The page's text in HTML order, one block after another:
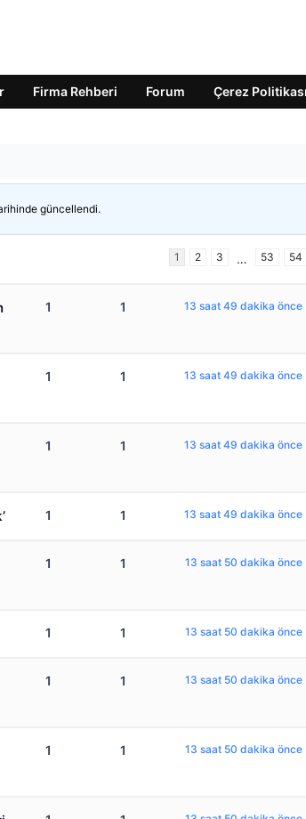
Firma Rehberi Forum Çerez Politikası
güncellendi.
1 2 3 … 53 54
1 1 13 saat 49 dakika önce
1 1 13 saat 49 dakika önce
1 1 13 saat 49 dakika önce
1 1 13 saat 49 dakika önce
1 1 13 saat 50 dakika önce
1 1 13 saat 50 dakika önce
1 1 13 saat 50 dakika önce
1 1 13 saat 50 dakika önce